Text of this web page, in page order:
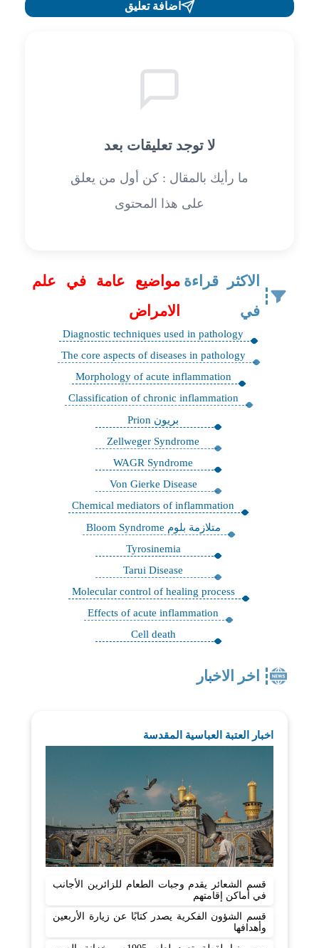
اضافة تعليق
لا توجد تعليقات بعد
ما رأيك بالمقال : كن أول من يعلق
على هذا المحتوى
الاكثر قراءة
في
مواضيع عامة في علم
الامراض
Diagnostic techniques used in pathology
The core aspects of diseases in pathology
Morphology of acute inflammation
Classification of chronic inflammation
بريون Prion
Zellweger Syndrome
WAGR Syndrome
Von Gierke Disease
Chemical mediators of inflammation
متلازمة بلوم Bloom Syndrome
Tyrosinemia
Tarui Disease
Molecular control of healing process
Effects of acute inflammation
Cell death
اخر الاخبار
اخبار العتبة العباسية المقدسة
قسم الشعائر يقدم وجبات الطعام للزائرين الأجانب
في أماكن إقامتهم
قسم الشؤون الفكرية يصدر كتابًا عن زيارة الأربعين
وأهدافها